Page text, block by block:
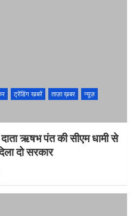
ट्रेंडिंग खबरें ताज़ा ख़बर
न्यूज़
ऋषभ पंत की सीएम धामी से
दो सरकार